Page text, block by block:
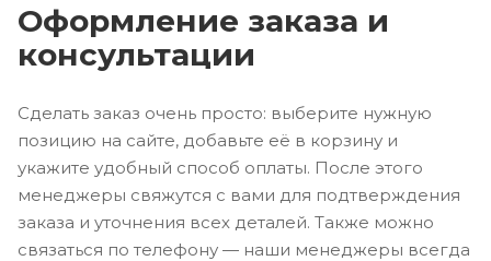
Оформление заказа и
консультации
Сделать заказ очень просто: выберите нужную
позицию на сайте, добавьте её в корзину и
укажите удобный способ оплаты. После этого
менеджеры свяжутся с вами для подтверждения
заказа и уточнения всех деталей. Также можно
связаться по телефону — наши менеджеры всегда